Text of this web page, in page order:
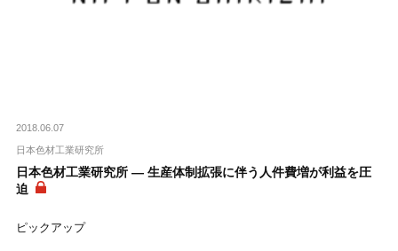
2018.06.07
日本色材工業研究所
日本色材工業研究所 ― 生産体制拡張に伴う人件費増が利益を圧
迫
ピックアップ